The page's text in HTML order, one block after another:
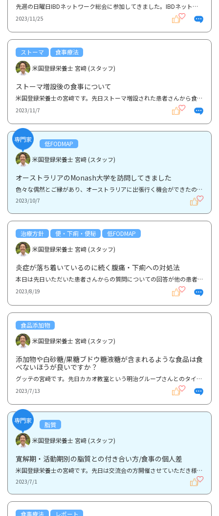
先週の日曜日IBDネットワーク総会に参加してきました。IBDネットワークさんを知らない方もいらっしゃる...
2023/11/25
ストーマ
食事療法
米国登録栄養士 宮﨑 (スタッフ)
ストーマ増設後の食事について
米国登録栄養士の宮﨑です。先日ストーマ増設された患者さんから食事に関する相談がありました。情報が...
2023/11/7
専門家
低FODMAP
米国登録栄養士 宮﨑 (スタッフ)
オーストラリアのMonash大学を訪問してきました
色々な偶然とご縁があり、オーストラリアに出張行く機会ができたので、低FODMAPの研究や分析を行うオー...
2023/10/7
治療方針 便・下痢・便秘
低FODMAP
米国登録栄養士 宮﨑 (スタッフ)
炎症が落ち着いているのに続く腹痛・下痢への対処法
本日は先日いただいた患者さんからの質問についての回答が他の患者さんにも参考になるかと思いましたの...
2023/8/19
食品添加物
米国登録栄養士 宮﨑 (スタッフ)
添加物や白砂糖/果糖ブドウ糖液糖が含まれるような食品は食
べないほうが良いですか？
グッテの宮﨑です。先日カカオ教室という明治グループさんとのタイアップイベントを行いました。その中...
2023/7/13
専門家
脂質
米国登録栄養士 宮﨑 (スタッフ)
寛解期・活動期別の脂質との付き合い方/食事の個人差
米国登録栄養士の宮﨑です。先日は交流会の方開催させていただき様々な方にご参加いただきありがとうご...
2023/7/1
食事療法
レポート